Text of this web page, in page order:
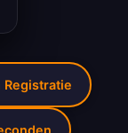
Registratie